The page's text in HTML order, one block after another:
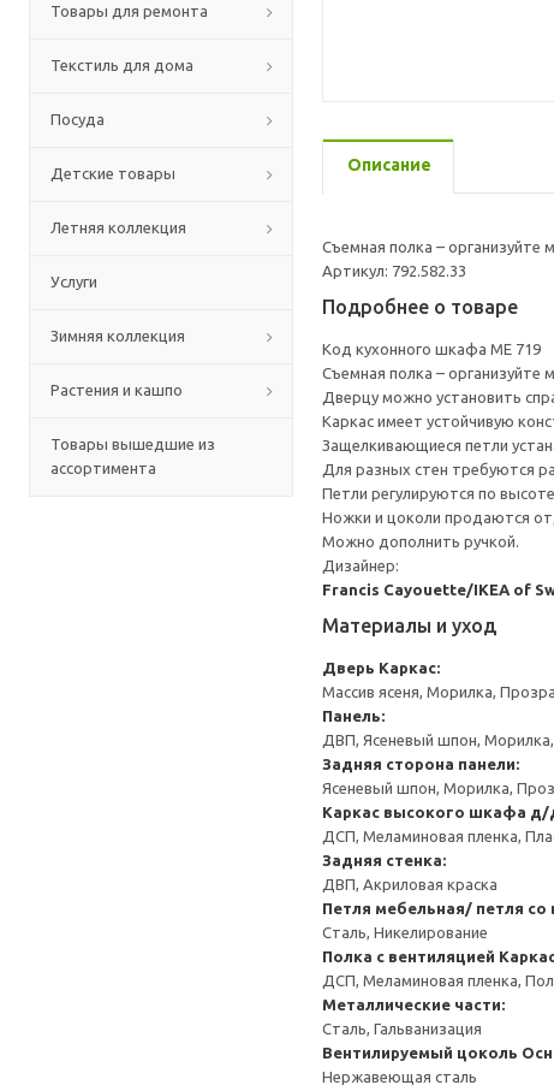
Товары для ремонта
Текстиль для дома
Посуда
Детские товары
Летняя коллекция
Услуги
Зимняя коллекция
Растения и кашпо
Товары вышедшие из
ассортимента
Описание
Съемная полка – организуйте
Артикул: 792.582.33
Подробнее о товаре
Код кухонного шкафа ME 719
Съемная полка – организуйте
Дверцу можно установить
Каркас имеет устойчивую
Защелкивающиеся петли
Для разных стен требуются
Петли регулируются по
Ножки и цоколи продаются
Можно дополнить ручкой.
Дизайнер:
Francis Cayouette/IKEA of
Материалы и уход
Дверь Каркас:
Массив ясеня, Морилка,
Панель:
ДВП, Ясеневый шпон,
Задняя сторона панели:
Ясеневый шпон, Морилка,
Каркас высокого шкафа д/
ДСП, Меламиновая пленка,
Задняя стенка:
ДВП, Акриловая краска
Петля мебельная/ петля
Сталь, Никелирование
Полка с вентиляцией
ДСП, Меламиновая пленка,
Металлические части:
Сталь, Гальванизация
Вентилируемый цоколь
Нержавеющая сталь